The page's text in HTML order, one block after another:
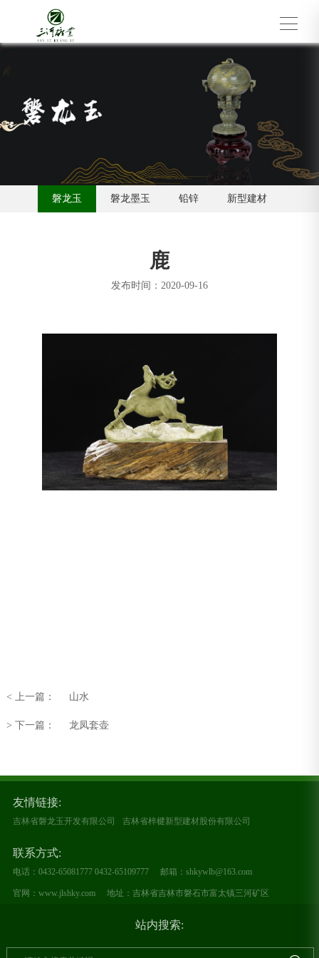
磐龙玉 磐龙墨玉 铅锌 新型建材
鹿
发布时间：2020-09-16
< 上一篇： 山水
> 下一篇： 龙凤套壶
友情链接:
吉林省磐龙玉开发有限公司 吉林省梓楗新型建材股份有限公司
联系方式:
电话：0432-65081777 0432-65109777 邮箱：shkywlb@163.com
官网：www.jlshky.com 地址：吉林省吉林市磐石市富太镇三河矿区
站内搜索: